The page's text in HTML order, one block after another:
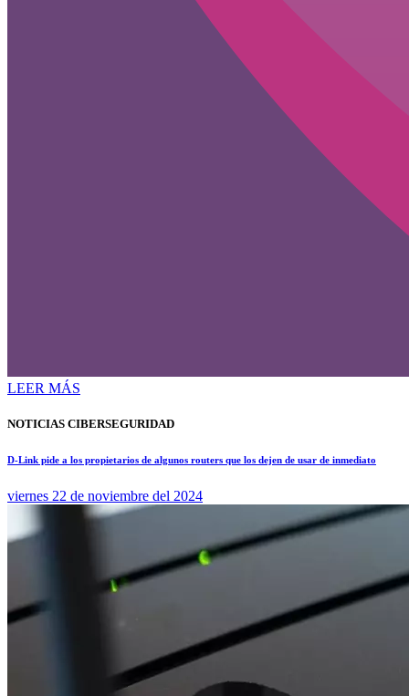
LEER MÁS
NOTICIAS CIBERSEGURIDAD
D-Link pide a los propietarios de algunos routers que los dejen de usar de inmediato
viernes 22 de noviembre del 2024